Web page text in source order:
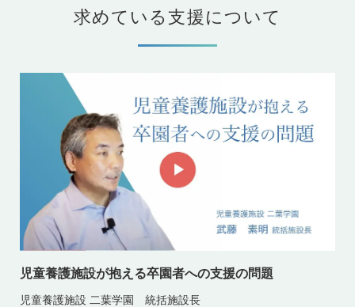
求めている支援について
児童養護施設が抱える卒園者への支援の問題
児童養護施設 二葉学園 統括施設長